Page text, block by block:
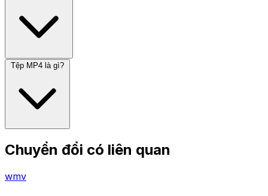
Tệp MP4 là gì?
Chuyển đổi có liên quan
wmv